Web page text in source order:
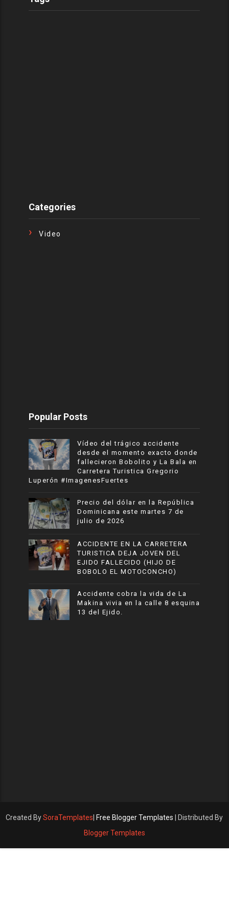
Categories
Video
Popular Posts
Vídeo del trágico accidente
desde el momento exacto donde
fallecieron Bobolito y La Bala en
Carretera Turistica Gregorio
Luperón #ImagenesFuertes
Precio del dólar en la República
Dominicana este martes 7 de
julio de 2026
ACCIDENTE EN LA CARRETERA
TURISTICA DEJA JOVEN DEL
EJIDO FALLECIDO (HIJO DE
BOBOLO EL MOTOCONCHO)
Accidente cobra la vida de La
Makina vivia en la calle 8 esquina
13 del Ejido.
Created BySoraTemplates Free Blogger Templates | Distributed By
Blogger Templates